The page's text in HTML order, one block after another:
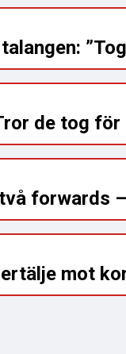
de tog
forwards
mot